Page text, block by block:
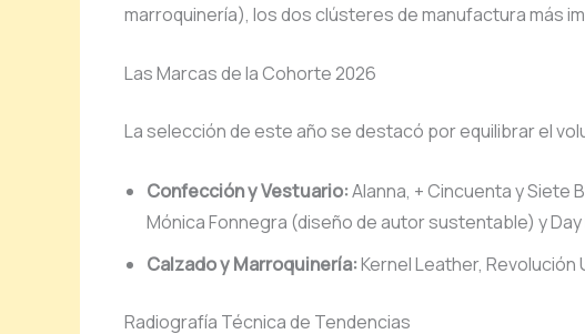
marroquinería), los dos clústeres de manufactura más
Las Marcas de la Cohorte 2026
La selección de este año se destacó por equilibrar el
Confección y Vestuario:Alanna, + Cincuenta y Siete
Mónica Fonnegra (diseño de autor sustentable) y
Calzado y Marroquinería:Kernel Leather, Revolución
Radiografía Técnica de Tendencias